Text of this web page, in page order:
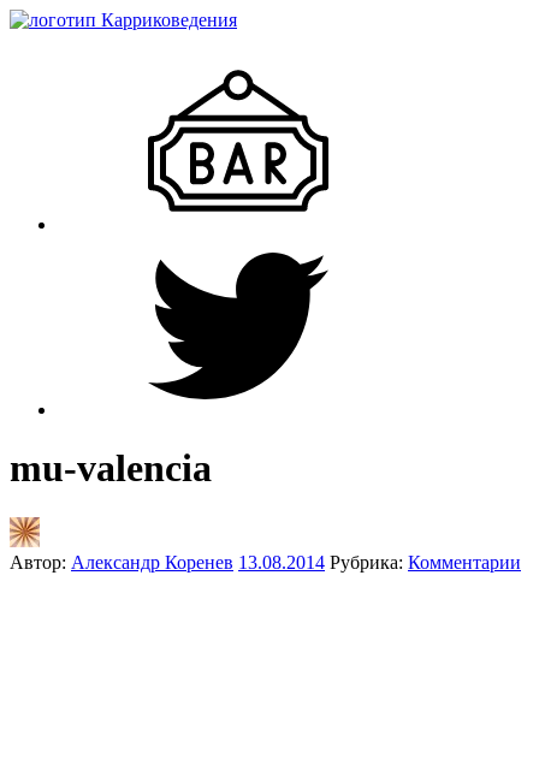
mu-valencia
Автор: Александр Коренев 13.08.2014 Рубрика: Комментарии